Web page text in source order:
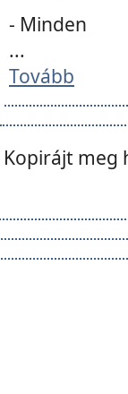
- Minden
...
Tovább
Kopirájt meg